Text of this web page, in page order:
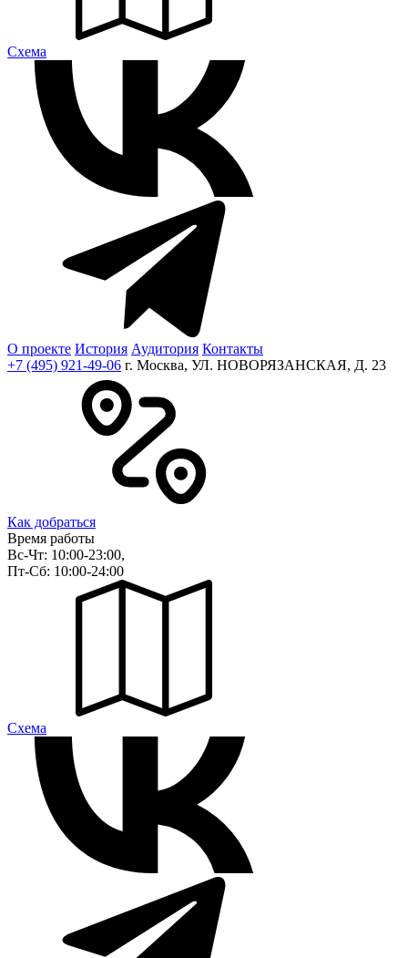
Cхема
О проекте История Аудитория Контакты
+7 (495) 921-49-06 г. Москва, УЛ. НОВОРЯЗАНСКАЯ, Д. 23
Как добраться
Время работы
Вс-Чт: 10:00-23:00,
Пт-Сб: 10:00-24:00
Cхема